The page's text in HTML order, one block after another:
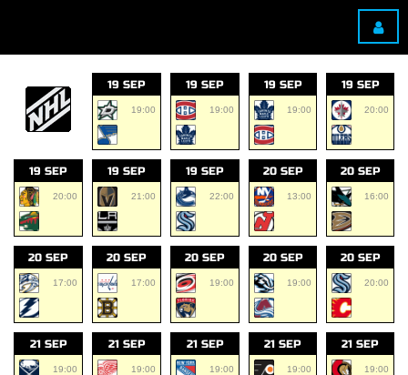
19 SEP
19:00
19 SEP
19:00
19 SEP
19:00
19 SEP
20:00
19 SEP
20:00
19 SEP
21:00
19 SEP
22:00
20 SEP
13:00
20 SEP
16:00
20 SEP
17:00
20 SEP
17:00
20 SEP
19:00
20 SEP
19:00
20 SEP
20:00
21 SEP
19:00
21 SEP
19:00
21 SEP
19:00
21 SEP
19:00
21 SEP
19:00